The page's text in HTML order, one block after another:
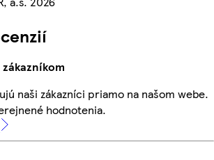
naši zákazníci priamo na našom webe.
hodnotenia.